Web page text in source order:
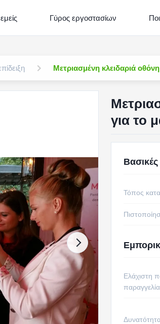
Γύρος εργοστασίων
Μετριασμένη κλειδαριά
για το
Βασικές
Τόπος
Ελάχιστη